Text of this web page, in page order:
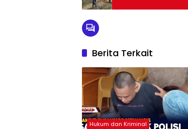
Berita Terkait
Hukum dan Kriminal